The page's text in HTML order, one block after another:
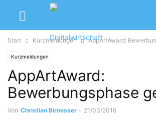
Start Kurzmeldungen AppArtAward:
Kurzmeldungen
AppArtAward:
Bewerbungsphase
Von Christian Birnesser - 21/03/2016